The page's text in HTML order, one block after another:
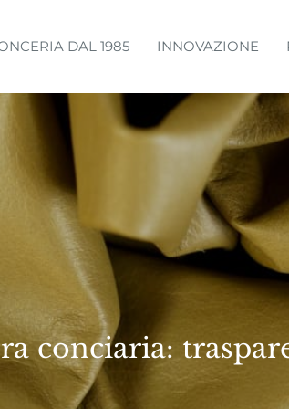
DAL 1985 INNOVAZIONE
conciaria: